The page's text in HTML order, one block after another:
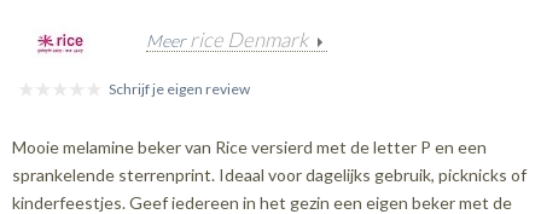
Meerrice Denmark
Schrijf je eigen review
Mooie melamine beker van Rice versierd met de letter P en een
sprankelende sterrenprint. Ideaal voor dagelijks gebruik, picknicks of
kinderfeestjes. Geef iedereen in het gezin een eigen beker met de